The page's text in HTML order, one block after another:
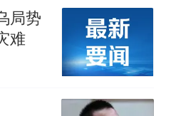
局势
难